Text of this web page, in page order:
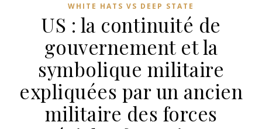
WHITE HATS VS DEEP STATE
US : la continuité de
gouvernement et la
symbolique militaire
expliquées par un ancien
militaire des forces